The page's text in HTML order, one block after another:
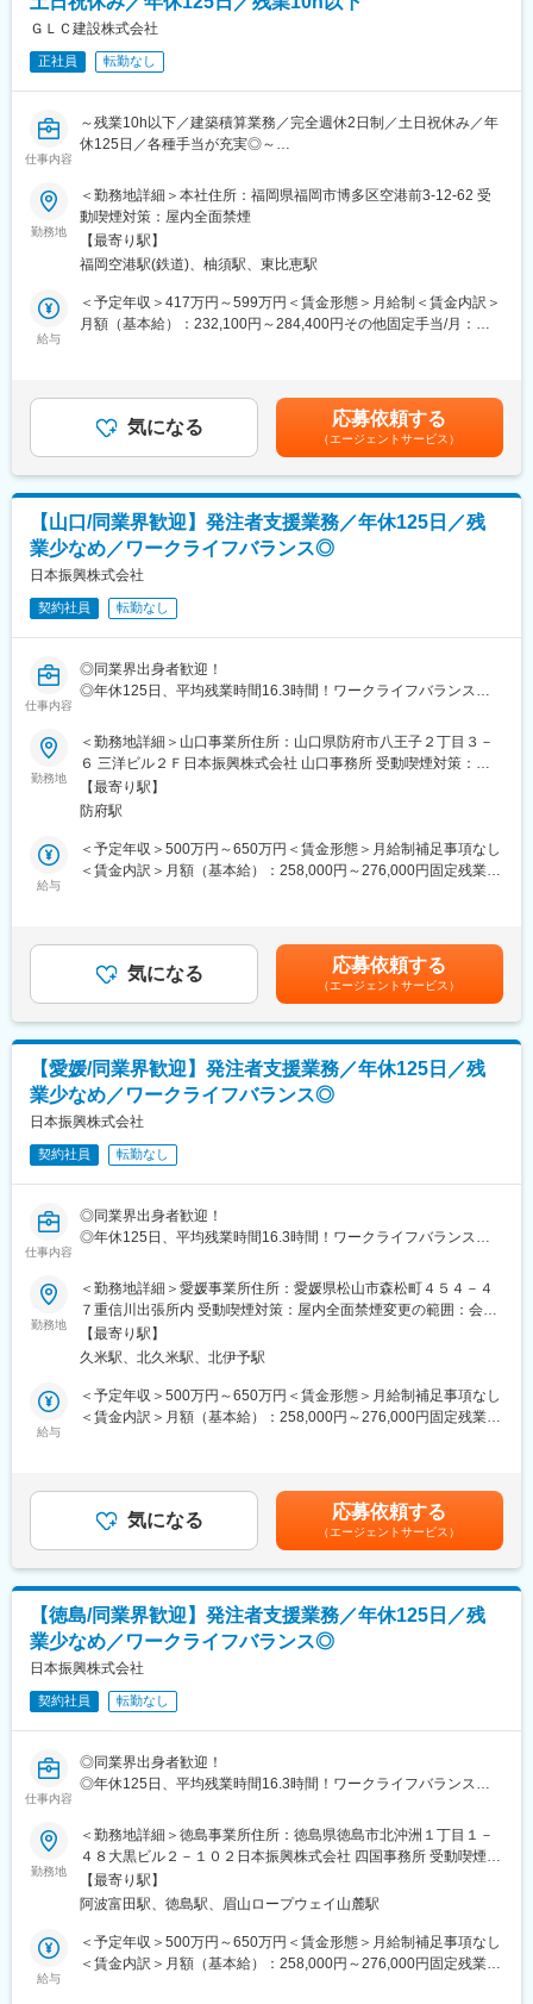
クライフを実現できる環境です。
変更の範囲：会社の定める業務
可能です。また、資格手当が発生し、給与に頑張りが反映されま
す。（例：1級建築施工管理技士：2万円）
■企業の魅力：
・ワンストップ対応で専門性を活かせる：物件選定から施工・メ
・ 大手企業との取引多数：安定した経営基盤のもと成長できる！
・ 働きやすい環境：完全週休2日制＆年間休日120日以上！
▽同社は土地の斡旋から建物設計、建物設計・施工、サイン製
作・施工、アフターサービスまで一貫して請け負っています。直
近の売上は100億円以上であるため、扱う金額は大きく、建設経
理のキャリアを積むことが可能な他、少数精鋭の経理体制のた
として事業運営の視点で業務を進めることが求められる役割にな
ります。
TOYOTA・ホンダを始めとした国内外のカーディーラーと取引が
あるので安定性は抜群です。自動車販売店は10～15年に1度は店
舗を改装していく必要があります。同社の主要取引先である日産
自動車の販売店舗は圏域だけでも数十店舗あり、継続的に案件を
受注することができるため経営環境は安定しています。
加えて、電気自動車のEV急速充電器設置で国内シェア50％以上を
誇り、新規事業においても売り上げを伸ばしています。
ＧＬＣ建設株式会社
正社員 転勤なし
仕事内容
～残業10h以下／建築積算業務／完全週休2日制／土日祝休み／年
休125日／各種手当が充実◎～
■職務内容：
当社が建設するRC造賃貸マンションの建築積算業務を担当してい
ただきます。
■具体的には：
社内の設計担当者や施工管理と協力しながら、設計図面や仕様書
をもとに材料の数量・合計金額を算出する業務です。
ご経験やスキルに応じて、専門業者との価格交渉、工事一式の見
※携わる物件：RC造10～15階建ての賃貸マンション
■当社の魅力：
働きやすさを実現できます。
（2）連続増収中の安定企業
当社は創業以来、16期連続増収中です。投資用新築一棟賃貸マン
でのサービスをワンストップで提供しています。
年末年始、お盆、GWなどの長期連休時は定休日としており、プラ
イベートも充実できる環境です。
勤務地
＜勤務地詳細＞本社住所：福岡県福岡市博多区空港前3-12-62 受
動喫煙対策：屋内全面禁煙
【最寄り駅】
福岡空港駅(鉄道)、柚須駅、東比恵駅
給与
＜予定年収＞417万円～599万円＜賃金形態＞月給制＜賃金内訳＞
月額（基本給）：232,100円～284,400円その他固定手当/月：
無＞有＜残業手当＞有＜給与補足＞※経験・能力等を考慮して決定
いたします。■昇給：年2回（1月・7月）■賞与：年2回（2ヶ月分
／年）■その他固定手当：役職手当■資格手当：1級建築施工管理
技士25,000円、一級建築士50,000円賃金はあくまでも目安の金額
であり、選考を通じて上下する可能性があります。月給(月額)は固
定手当を含めた表記です。
気になる 応募依頼する
（エージェントサービス）
【山口/同業界歓迎】発注者支援業務／年休125日／残
業少なめ／ワークライフバランス◎
日本振興株式会社
契約社員 転勤なし
仕事内容
◎同業界出身者歓迎！
◎年休125日、平均残業時間16.3時間！ワークライフバランスが
◎業績伸長！財務面では実質無借金化を達成した安定企業！
■業務内容：
工事発注者となる国や官公庁、自治体などが手掛ける公共事業に
おいて工事施工者との間に立ち、業務のサポートを行います。
※発注者支援業務とは：公共工事の発注に伴って発生する業務にお
いて発注者の支援及び行政事務補助を行う業務です。
・積算技術業務 …設計図面照査、設計数量確認、積算資料作成な
・資料作成・整理業務…予算資料、調査資料、工事発注資料の作
受注元は国土交通省や農林水産省、自治体等の官公庁が主とな
り、補修・改修の割合が6割程となります。広島支店の管轄は中国
5県+四国4県になります。また、基本的には発注者の事業所での
就業となりますが、ご自宅から通える現場のアサインやご家庭の
■働き方について：
も16.3時間（2023.4時点）と無理なく働けます。その他住宅手当
や家族手当等、福利厚生が充実しており、長く働ける環境を整え
■組織構成：中途入社が6割程度となっており、元ゼネコンや元施
工管理の経験者が多いです。
広島県呉市で発生した平成30年西日本豪雨災害へボランティアに
参加するなど、社会貢献活動を行っています。また、過去には阪
変更の範囲：会社の定める業務
勤務地
＜勤務地詳細＞山口事業所住所：山口県防府市八王子２丁目３－
６ 三洋ビル２Ｆ日本振興株式会社 山口事務所 受動喫煙対策：屋
内全面禁煙変更の範囲：会社の定める事業所
【最寄り駅】
防府駅
給与
＜予定年収＞500万円～650万円＜賃金形態＞月給制補足事項なし
＜賃金内訳＞月額（基本給）：258,000円～276,000円固定残業手
給与補足＞※想定年収はあくまでも目安の金額であり、選考を通じ
て変動する可能性があります。上記月給・年収は残業代を含んだ
金額です。■昇給：年1回（4月）■賞与：年収に含む(月給に分散)
賃金はあくまでも目安の金額であり、選考を通じて上下する可能
性があります。月給(月額)は固定手当を含めた表記です。
気になる 応募依頼する
（エージェントサービス）
【愛媛/同業界歓迎】発注者支援業務／年休125日／残
業少なめ／ワークライフバランス◎
日本振興株式会社
契約社員 転勤なし
仕事内容
◎同業界出身者歓迎！
◎年休125日、平均残業時間16.3時間！ワークライフバランスが
◎業績伸長！財務面では実質無借金化を達成した安定企業！
■業務内容：
工事発注者となる国や官公庁、自治体などが手掛ける公共事業に
おいて工事施工者との間に立ち、業務のサポートを行います。
※発注者支援業務とは：公共工事の発注に伴って発生する業務にお
いて発注者の支援及び行政事務補助を行う業務です。
・積算技術業務 …設計図面照査、設計数量確認、積算資料作成な
・資料作成・整理業務…予算資料、調査資料、工事発注資料の作
受注元は国土交通省や農林水産省、自治体等の官公庁が主とな
り、補修・改修の割合が6割程となります。広島支店の管轄は中国
5県+四国4県になります。また、基本的には発注者の事業所での
就業となりますが、ご自宅から通える現場のアサインやご家庭の
■働き方について：
も16.3時間（2023.4時点）と無理なく働けます。その他住宅手当
や家族手当等、福利厚生が充実しており、長く働ける環境を整え
■組織構成：中途入社が6割程度となっており、元ゼネコンや元施
工管理の経験者が多いです。
広島県呉市で発生した平成30年西日本豪雨災害へボランティアに
参加するなど、社会貢献活動を行っています。また、過去には阪
勤務地
＜勤務地詳細＞愛媛事業所住所：愛媛県松山市森松町４５４－４
７重信川出張所内 受動喫煙対策：屋内全面禁煙変更の範囲：会社
の定める事業所
【最寄り駅】
久米駅、北久米駅、北伊予駅
給与
＜予定年収＞500万円～650万円＜賃金形態＞月給制補足事項なし
＜賃金内訳＞月額（基本給）：258,000円～276,000円固定残業手
給与補足＞※想定年収はあくまでも目安の金額であり、選考を通じ
て変動する可能性があります。上記月給・年収は残業代を含んだ
金額です。■昇給：年1回（4月）■賞与：年収に含む(月給に分散)
賃金はあくまでも目安の金額であり、選考を通じて上下する可能
性があります。月給(月額)は固定手当を含めた表記です。
気になる 応募依頼する
（エージェントサービス）
【徳島/同業界歓迎】発注者支援業務／年休125日／残
業少なめ／ワークライフバランス◎
日本振興株式会社
契約社員 転勤なし
仕事内容
◎同業界出身者歓迎！
◎年休125日、平均残業時間16.3時間！ワークライフバランスが
◎業績伸長！財務面では実質無借金化を達成した安定企業！
■業務内容：
工事発注者となる国や官公庁、自治体などが手掛ける公共事業に
おいて工事施工者との間に立ち、業務のサポートを行います。
※発注者支援業務とは：公共工事の発注に伴って発生する業務にお
いて発注者の支援及び行政事務補助を行う業務です。
勤務地
＜勤務地詳細＞徳島事業所住所：徳島県徳島市北沖洲１丁目１－
４８大黒ビル２－１０２日本振興株式会社 四国事務所 受動喫煙対
策：屋内全面禁煙変更の範囲：会社の定める事業所
【最寄り駅】
阿波富田駅、徳島駅、眉山ロープウェイ山麓駅
給与
＜予定年収＞500万円～650万円＜賃金形態＞月給制補足事項なし
＜賃金内訳＞月額（基本給）：258,000円～276,000円固定残業手